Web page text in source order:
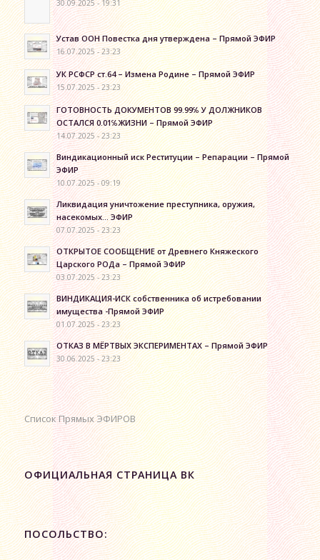
30.09.2025 - 19:31
Устав ООН Повестка дня утверждена – Прямой ЭФИР
16.07.2025 - 23:23
УК РСФСР ст.64 – Измена Родине – Прямой ЭФИР
15.07.2025 - 23:23
ГОТОВНОСТЬ ДОКУМЕНТОВ 99.99℅ У ДОЛЖНИКОВ
ОСТАЛСЯ 0.01℅ЖИЗНИ – Прямой ЭФИР
14.07.2025 - 23:23
Виндикационный иск Реституции – Репарации – Прямой
ЭФИР
10.07.2025 - 09:19
Ликвидация уничтожение преступника, оружия,
насекомых… ЭФИР
07.07.2025 - 23:23
ОТКРЫТОЕ СООБЩЕНИЕ от Древнего Княжеского
Царского РОДа – Прямой ЭФИР
03.07.2025 - 23:23
ВИНДИКАЦИЯ-ИСК собственника об истребовании
имущества -Прямой ЭФИР
01.07.2025 - 23:23
ОТКАЗ В МЁРТВЫХ ЭКСПЕРИМЕНТАХ – Прямой ЭФИР
30.06.2025 - 23:23
Список Прямых ЭФИРОВ
ОФИЦИАЛЬНАЯ СТРАНИЦА ВК
ПОСОЛЬСТВО: